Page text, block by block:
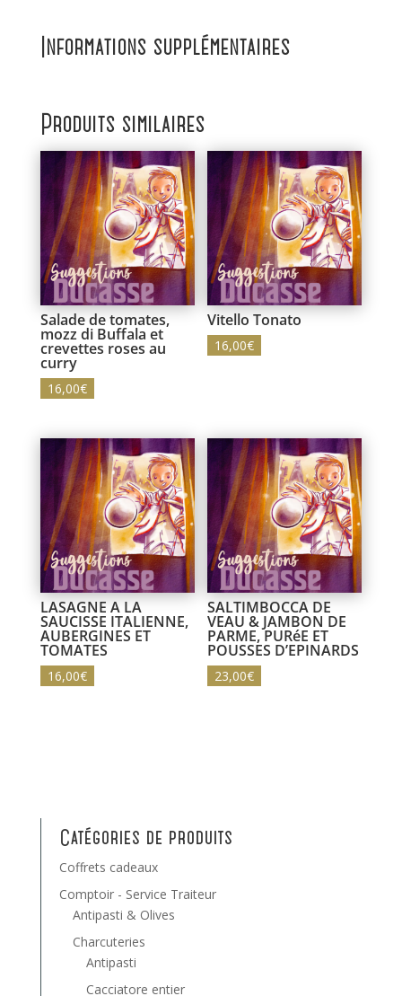
Informations supplémentaires
Produits similaires
Salade de tomates,
mozz di Buffala et
crevettes roses au
curry
16,00€
Vitello Tonato
16,00€
LASAGNE A LA
SAUCISSE ITALIENNE,
AUBERGINES ET
TOMATES
16,00€
SALTIMBOCCA DE
VEAU & JAMBON DE
PARME, PURéE ET
POUSSES D’EPINARDS
23,00€
Catégories de produits
Coffrets cadeaux
Comptoir - Service Traiteur
Antipasti & Olives
Charcuteries
Antipasti
Cacciatore entier